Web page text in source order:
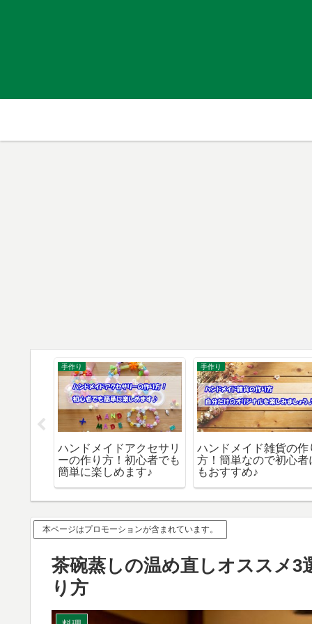
手作り
ハンドメイドアクセサリ
ーの作り方！初心者でも
簡単に楽しめます♪
手作り
ハンドメイド雑貨の作
方！簡単なので初心者
もおすすめ♪
本ページはプロモーションが含まれています。
茶碗蒸しの温め直しオススメ
り方